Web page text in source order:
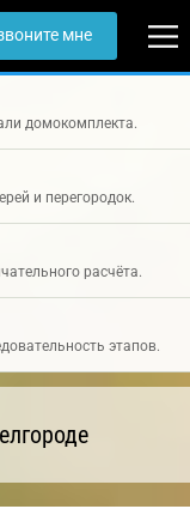
мне
домокомплекта.
и перегородок.
расчёта.
этапов.